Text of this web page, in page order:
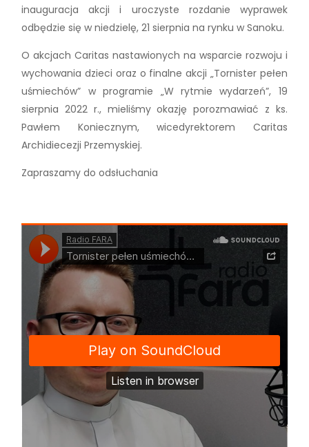
inauguracja akcji i uroczyste rozdanie wyprawek
odbędzie się w niedzielę, 21 sierpnia na rynku w Sanoku.
O akcjach Caritas nastawionych na wsparcie rozwoju i
wychowania dzieci oraz o finalne akcji „Tornister pełen
uśmiechów” w programie „W rytmie wydarzeń”, 19
sierpnia 2022 r., mieliśmy okazję porozmawiać z ks.
Pawłem Koniecznym, wicedyrektorem Caritas
Archidiecezji Przemyskiej.
Zapraszamy do odsłuchania